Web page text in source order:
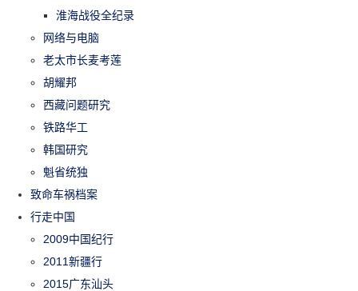
淮海战役全纪录
网络与电脑
老太市长麦考莲
胡耀邦
西藏问题研究
铁路华工
韩国研究
魁省统独
致命车祸档案
行走中国
2009中国纪行
2011新疆行
2015广东汕头